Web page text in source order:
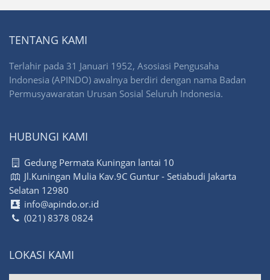
TENTANG KAMI
Terlahir pada 31 Januari 1952, Asosiasi Pengusaha
Indonesia (APINDO) awalnya berdiri dengan nama Badan
Permusyawaratan Urusan Sosial Seluruh Indonesia.
HUBUNGI KAMI
Gedung Permata Kuningan lantai 10
Jl.Kuningan Mulia Kav.9C Guntur - Setiabudi Jakarta
Selatan 12980
info@apindo.or.id
(021) 8378 0824
LOKASI KAMI